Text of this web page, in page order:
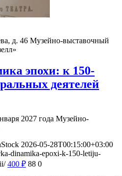
д. 46 Музейно-выставочный
эпохи: к 150-
деятелей
2027 года Музейно-
2026-05-28T00:15:00+03:00
dinamika-epoxi-k-150-letiju-
400 ₽ 88 0